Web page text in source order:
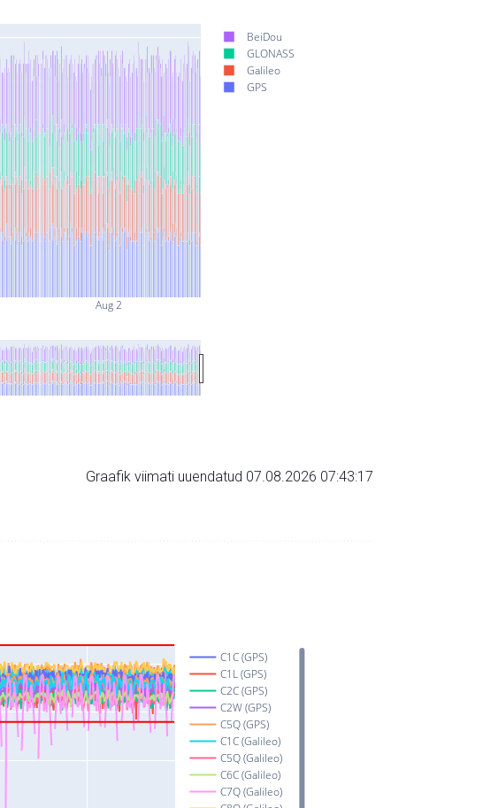
Aug 2
BeiDou
GLONASS
Galileo
GPS
Graafik viimati uuendatud 07.08.2026 07:43:17
C1C (GPS)
C1L (GPS)
C2C (GPS)
C2W (GPS)
C5Q (GPS)
C1C (Galileo)
C5Q (Galileo)
C6C (Galileo)
C7Q (Galileo)